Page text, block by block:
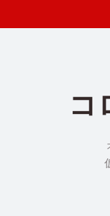
コ